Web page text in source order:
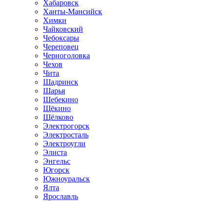
Хабаровск
Ханты-Мансийск
Химки
Чайковский
Чебоксары
Череповец
Черноголовка
Чехов
Чита
Шадринск
Шарья
Шебекино
Щёкино
Щёлково
Электрогорск
Электросталь
Электроугли
Элиста
Энгельс
Югорск
Южноуральск
Ялта
Ярославль